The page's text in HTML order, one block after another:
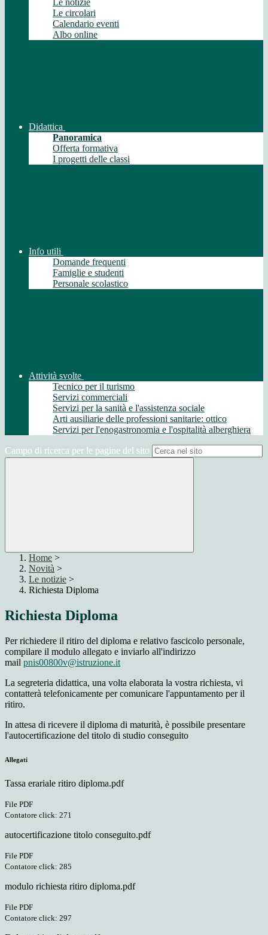
Le notizie
Le circolari
Calendario eventi
Albo online
Didattica
Panoramica
Offerta formativa
I progetti delle classi
Info utili
Domande frequenti
Famiglie e studenti
Personale scolastico
Attività svolte
Tecnico per il turismo
Servizi commerciali
Servizi per la sanità e l'assistenza sociale
Arti ausiliarie delle professioni sanitarie: ottico
Servizi per l'enogastronomia e l'ospitalità alberghiera
Campo di ricerca per le pagine del sito
Home >
Novità >
Le notizie >
Richiesta Diploma
Richiesta Diploma
Per richiedere il ritiro del diploma e relativo fascicolo personale,
compilare il modulo allegato e inviarlo all'indirizzo
mail pnis00800v@istruzione.it
La segreteria didattica, una volta elaborata la vostra richiesta, vi
contatterà telefonicamente per comunicare l'appuntamento per il
ritiro.
In attesa di ricevere il diploma di maturità, è possibile presentare
l'autocertificazione del titolo di studio conseguito
Allegati
Tassa erariale ritiro diploma.pdf
File PDF
Contatore click: 271
autocertificazione titolo conseguito.pdf
File PDF
Contatore click: 285
modulo richiesta ritiro diploma.pdf
File PDF
Contatore click: 297